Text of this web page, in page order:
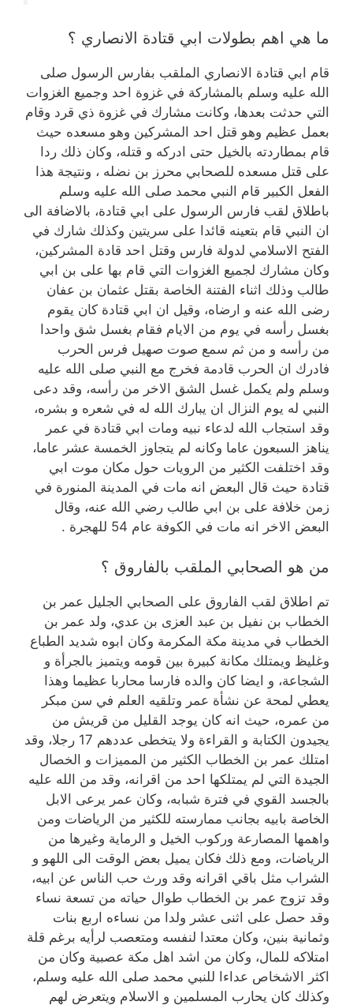
ما هي اهم بطولات ابي قتادة الانصاري ؟
قام ابي قتادة الانصاري الملقب بفارس الرسول صلى
الله عليه وسلم بالمشاركة في غزوة احد وجميع الغزوات
التي حدثت بعدها، وكانت مشارك في غزوة ذي قرد وقام
بعمل عظيم وهو قتل احد المشركين وهو مسعده حيث
قام بمطاردته بالخيل حتى ادركه و قتله، وكان ذلك ردا
على قتل مسعده للصحابي محرز بن نضله ، ونتيجة هذا
الفعل الكبير قام النبي محمد صلى الله عليه وسلم
باطلاق لقب فارس الرسول على ابي قتادة، بالاضافة الى
ان النبي قام بتعينه قائدا على سريتين وكذلك شارك في
الفتح الاسلامي لدولة فارس وقتل احد قادة المشركين،
وكان مشارك لجميع الغزوات التي قام بها على بن ابي
طالب وذلك اثناء الفتنة الخاصة بقتل عثمان بن عفان
رضى الله عنه و ارضاه، وقيل ان ابي قتادة كان يقوم
بغسل رأسه في يوم من الايام فقام بغسل شق واحدا
من رأسه و من ثم سمع صوت صهيل فرس الحرب
فادرك ان الحرب قادمة فخرج مع النبي صلى الله عليه
وسلم ولم يكمل غسل الشق الاخر من رأسه، وقد دعى
النبي له يوم النزال ان يبارك الله له في شعره و بشره،
وقد استجاب الله لدعاء نبيه ومات ابي قتادة في عمر
يناهز السبعون عاما وكانه لم يتجاوز الخمسة عشر عاما،
وقد اختلفت الكثير من الرويات حول مكان موت ابي
قتادة حيث قال البعض انه مات في المدينة المنورة في
زمن خلافة على بن ابي طالب رضي الله عنه، وقال
البعض الاخر انه مات في الكوفة عام 54 للهجرة .
من هو الصحابي الملقب بالفاروق ؟
تم اطلاق لقب الفاروق على الصحابي الجليل عمر بن
الخطاب بن نفيل بن عبد العزى بن عدي، ولد عمر بن
الخطاب في مدينة مكة المكرمة وكان ابوه شديد الطباع
وغليظ ويمتلك مكانة كبيرة بين قومه ويتميز بالجرأة و
الشجاعة، و ايضا كان والده فارسا محاربا عظيما وهذا
يعطي لمحة عن نشأة عمر وتلقيه العلم في سن مبكر
من عمره، حيث انه كان يوجد القليل من قريش من
يجيدون الكتابة و القراءة ولا يتخطى عددهم 17 رجلا، وقد
امتلك عمر بن الخطاب الكثير من المميزات و الخصال
الجيدة التي لم يمتلكها احد من اقرانه، وقد من الله عليه
بالجسد القوي في فترة شبابه، وكان عمر يرعى الابل
الخاصة بابيه بجانب ممارسته للكثير من الرياضات ومن
واهمها المصارعة وركوب الخيل و الرماية وغيرها من
الرياضات، ومع ذلك فكان يميل بعض الوقت الى اللهو و
الشراب مثل باقي اقرانه وقد ورث حب الناس عن ابيه،
وقد تزوج عمر بن الخطاب طوال حياته من تسعة نساء
وقد حصل على اثنى عشر ولدا من نساءه اربع بنات
وثمانية بنين، وكان معتدا لنفسه ومتعصب لرأيه برغم قلة
امتلاكه للمال، وكان من اشد اهل مكة عصبية وكان من
اكثر الاشخاص عداءا للنبي محمد صلى الله عليه وسلم،
وكذلك كان يحارب المسلمين و الاسلام ويتعرض لهم